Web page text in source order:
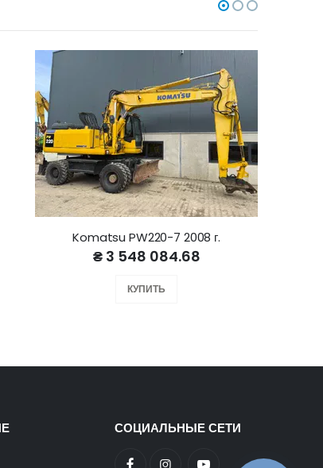
Komatsu PW220-7 2008 г.
₴ 3 548 084.68
КУПИТЬ
СОЦИАЛЬНЫЕ СЕТИ